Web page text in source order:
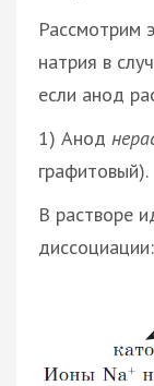
Рассмотрим
натрия в
если анод
1) Анод
графитовый).
В растворе
диссоциации: